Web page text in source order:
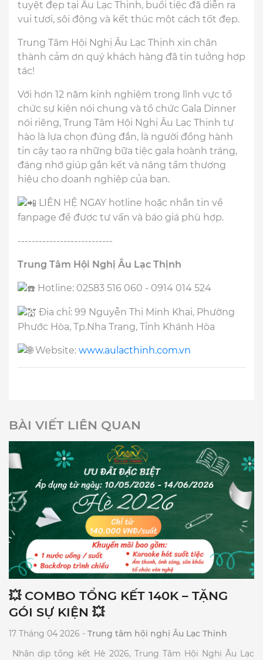
tuyệt đẹp tại Âu Lạc Thịnh, buổi tiệc đã diễn ra
vui tươi, sôi động và kết thúc một cách tốt đẹp.
Trung Tâm Hội Nghị Âu Lạc Thịnh xin chân
thành cảm ơn quý khách hàng đã tin tưởng hợp
tác!
Với hơn 12 năm kinh nghiệm trong lĩnh vực tổ
chức sự kiện nói chung và tổ chức Gala Dinner
nói riêng, Trung Tâm Hội Nghị Âu Lạc Thịnh tự
hào là lựa chọn đúng đắn, là người đồng hành
tin cậy tạo ra những bữa tiệc gala hoành tráng,
đáng nhớ giúp gắn kết và nâng tầm thương
hiệu cho doanh nghiệp của bạn.
LIÊN HỆ NGAY hotline hoặc nhắn tin về
fanpage để được tư vấn và báo giá phù hợp.
---------------------------
Trung Tâm Hội Nghị Âu Lạc Thịnh
Hotline: 02583 516 060 - 0914 014 524
Địa chỉ: 99 Nguyễn Thị Minh Khai, Phường
Phước Hòa, Tp.Nha Trang, Tỉnh Khánh Hòa
Website: www.aulacthinh.com.vn
BÀI VIẾT LIÊN QUAN
💥 COMBO TỔNG KẾT 140K – TẶNG
GÓI SỰ KIỆN 💥
17 Tháng 04 2026 - Trung tâm hội nghị Âu Lạc Thịnh
​ Nhân dịp tổng kết Hè 2026, Trung Tâm Hội Nghị Âu Lạc